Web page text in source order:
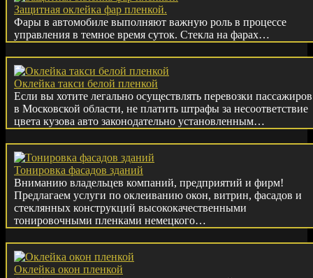
Защитная оклейка фар пленкой.
Фары в автомобиле выполняют важную роль в процессе
управления в темное время суток. Стекла на фарах…
Оклейка такси белой пленкой
Если вы хотите легально осуществлять перевозки пассажиров
в Московской области, не платить штрафы за несоответствие
цвета кузова авто законодательно установленным…
Тонировка фасадов зданий
Вниманию владельцев компаний, предприятий и фирм!
Предлагаем услуги по оклеиванию окон, витрин, фасадов и
стеклянных конструкций высококачественными
тонировочными пленками немецкого…
Оклейка окон пленкой